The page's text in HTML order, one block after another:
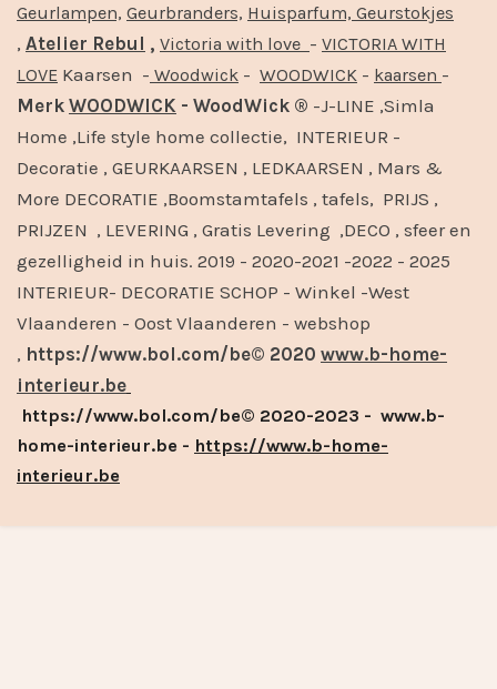
Geurlampen, Geurbranders, Huisparfum, Geurstokjes
, Atelier Rebul , Victoria with love - VICTORIA WITH
LOVE Kaarsen - Woodwick - WOODWICK - kaarsen -
Merk WOODWICK - WoodWick ® -J-LINE ,Simla
Home ,Life style home collectie, INTERIEUR -
Decoratie , GEURKAARSEN , LEDKAARSEN , Mars &
More DECORATIE ,Boomstamtafels , tafels, PRIJS ,
PRIJZEN , LEVERING , Gratis Levering ,DECO , sfeer en
gezelligheid in huis. 2019 - 2020-2021 -2022 - 2025
INTERIEUR- DECORATIE SCHOP - Winkel -West
Vlaanderen - Oost Vlaanderen - webshop
, https://www.bol.com/be© 2020 www.b-home-
interieur.be
https://www.bol.com/be© 2020-2023 - www.b-
home-interieur.be - https://www.b-home-
interieur.be